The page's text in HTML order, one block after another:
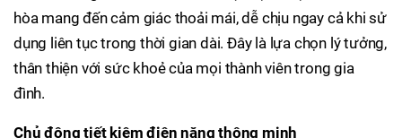
hòa mang đến cảm giác thoải mái, dễ chịu ngay cả khi sử
dụng liên tục trong thời gian dài. Đây là lựa chọn lý tưởng,
thân thiện với sức khoẻ của mọi thành viên trong gia
đình.
Chủ động tiết kiệm điện năng thông minh